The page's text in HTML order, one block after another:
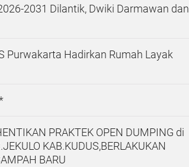
2031 Dilantik, Dwiki Darmawan dan
Purwakarta Hadirkan Rumah Layak
PRAKTEK OPEN DUMPING di
KAB.KUDUS,BERLAKUKAN
BARU